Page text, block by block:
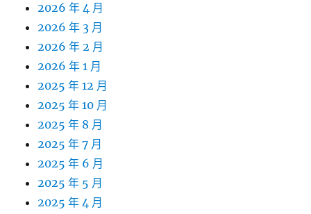
2026 年 4 月
2026 年 3 月
2026 年 2 月
2026 年 1 月
2025 年 12 月
2025 年 10 月
2025 年 8 月
2025 年 7 月
2025 年 6 月
2025 年 5 月
2025 年 4 月